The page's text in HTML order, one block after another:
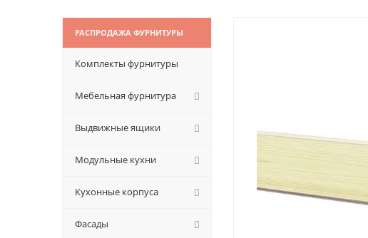
РАСПРОДАЖА ФУРНИТУРЫ
Комплекты фурнитуры
Мебельная фурнитура
Выдвижные ящики
Модульные кухни
Кухонные корпуса
Фасады